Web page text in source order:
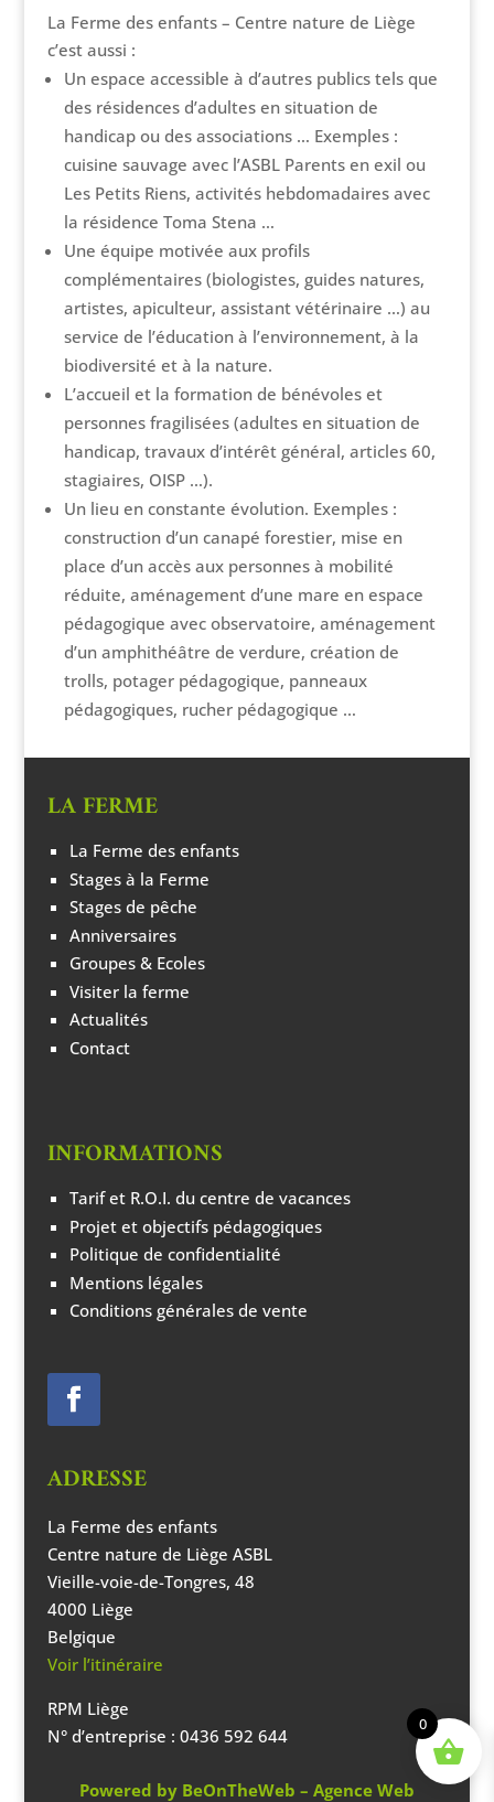
La Ferme des enfants – Centre nature de Liège
c’est aussi :
Un espace accessible à d’autres publics tels que
des résidences d’adultes en situation de
handicap ou des associations … Exemples :
cuisine sauvage avec l’ASBL Parents en exil ou
Les Petits Riens, activités hebdomadaires avec
la résidence Toma Stena …
Une équipe motivée aux profils
complémentaires (biologistes, guides natures,
artistes, apiculteur, assistant vétérinaire …) au
service de l’éducation à l’environnement, à la
biodiversité et à la nature.
L’accueil et la formation de bénévoles et
personnes fragilisées (adultes en situation de
handicap, travaux d’intérêt général, articles 60,
stagiaires, OISP …).
Un lieu en constante évolution. Exemples :
construction d’un canapé forestier, mise en
place d’un accès aux personnes à mobilité
réduite, aménagement d’une mare en espace
pédagogique avec observatoire, aménagement
d’un amphithéâtre de verdure, création de
trolls, potager pédagogique, panneaux
pédagogiques, rucher pédagogique …
LA FERME
La Ferme des enfants
Stages à la Ferme
Stages de pêche
Anniversaires
Groupes & Ecoles
Visiter la ferme
Actualités
Contact
INFORMATIONS
Tarif et R.O.I. du centre de vacances
Projet et objectifs pédagogiques
Politique de confidentialité
Mentions légales
Conditions générales de vente
ADRESSE
La Ferme des enfants
Centre nature de Liège ASBL
Vieille-voie-de-Tongres, 48
4000 Liège
Belgique
Voir l’itinéraire
RPM Liège
N° d’entreprise : 0436 592 644
Powered by BeOnTheWeb – Agence Web
0